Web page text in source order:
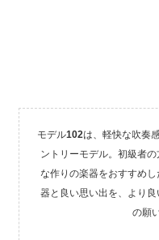
モデル102は、軽快な吹奏
ントリーモデル。初級者
な作りの楽器をおすすめ
器と良い思い出を、より
の願